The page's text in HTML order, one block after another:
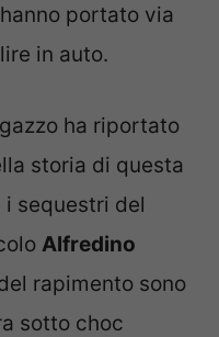
portato via
in auto.
ha riportato
storia di questa
sequestri del
Alfredino
rapimento sono
sotto choc